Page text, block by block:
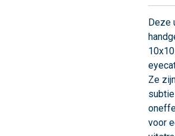
Deze
Ze
voor